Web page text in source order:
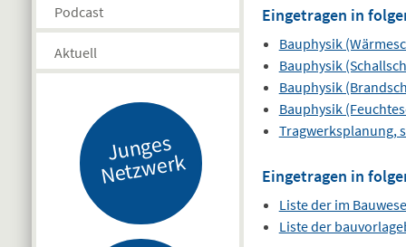
Podcast
Aktuell
J
u
n
g
es
N
etz
w
er
k
Eingetragen in
Bauphysik
Bauphysik
Bauphysik
Bauphysik
Tragwerksplanung,
Eingetragen in
Liste der im
Liste der